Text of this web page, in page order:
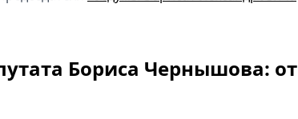
Бориса Чернышова: от